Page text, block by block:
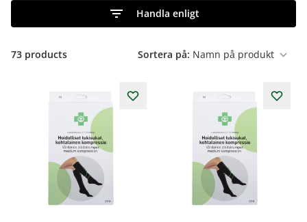
Handla enligt
73 products Sortera på: